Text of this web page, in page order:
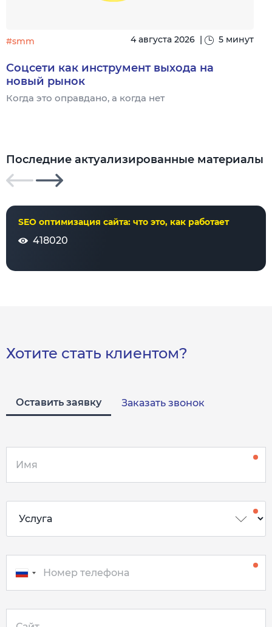
#smm 4 августа 2026 | 5 минут
Соцсети как инструмент выхода на
новый рынок
Когда это оправдано, а когда нет
Последние актуализированные материалы
SEO оптимизация сайта: что это, как работает
418020
Хотите стать клиентом?
Оставить заявку Заказать звонок